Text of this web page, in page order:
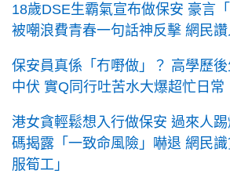
18歲DSE生霸氣宣布做保安 豪言「
被嘲浪費青春一句話神反擊 網民
保安員真係「冇嘢做」？ 高學歷
中伏 實Q同行吐苦水大爆超忙日常
港女貪輕鬆想入行做保安 過來人
碼揭露「一致命風險」嚇退 網民
服筍工」